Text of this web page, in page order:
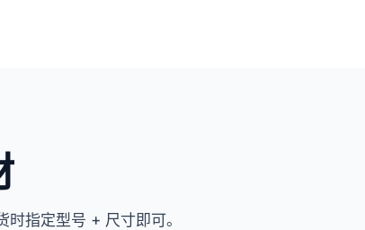
指定型号 + 尺寸即可。